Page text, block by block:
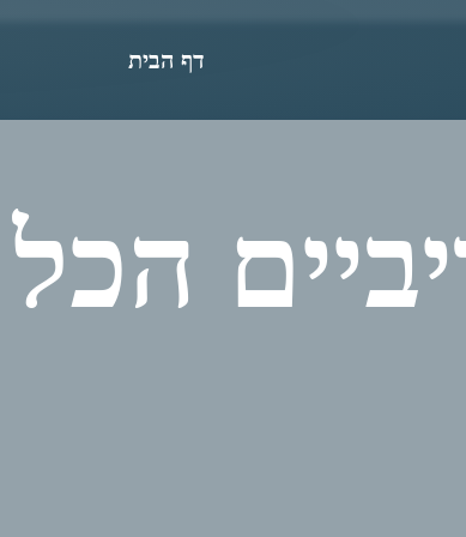
דף הבית